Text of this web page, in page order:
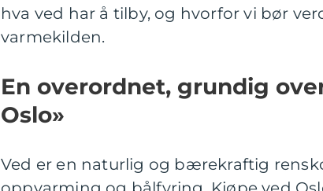
hva ved har å tilby, og hvorfor vi bør
varmekilden.
En overordnet, grundig
Oslo»
Ved er en naturlig og bærekraftig